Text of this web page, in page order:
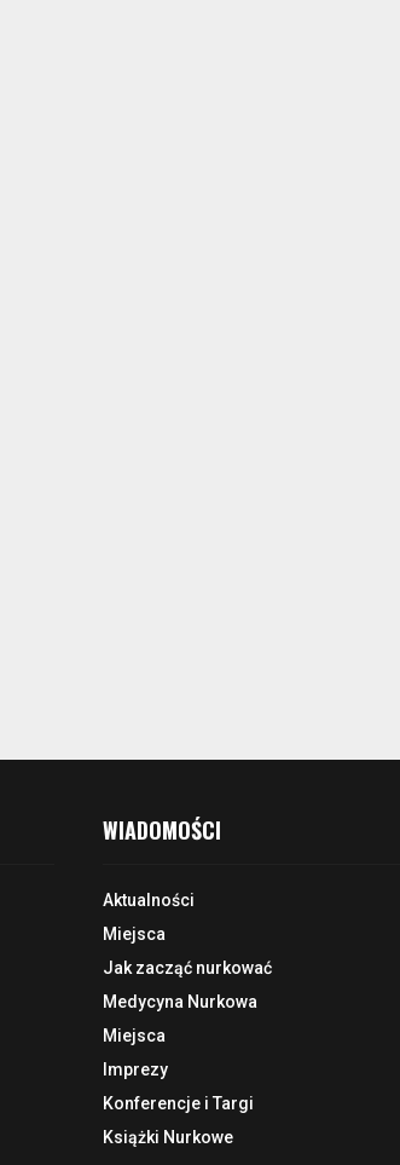
WIADOMOŚCI
Aktualności
Miejsca
Jak zacząć nurkować
Medycyna Nurkowa
Miejsca
Imprezy
Konferencje i Targi
Książki Nurkowe